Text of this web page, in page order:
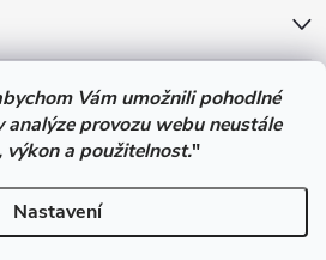
Vám umožnili pohodlné
provozu webu neustále
výkon a použitelnost."
Nastavení
je prodávající povinen vystavit
je povinen zaevidovat přijatou tržbu u
technického výpadku pak nejpozději
- obchod s chovatelskými potřebami.